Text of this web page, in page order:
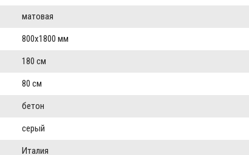
матовая
800x1800 мм
180 см
80 см
бетон
серый
Италия